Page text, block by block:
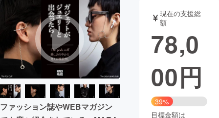
テクノロジー・ガジェット
映像・映画 書籍・雑誌
ビジネス・起業 チャレンジ
まちづくり・地域活性化
ファッション誌やWEBマガジン
現在の支援総
額
78,0
00円
39%
目標金額は